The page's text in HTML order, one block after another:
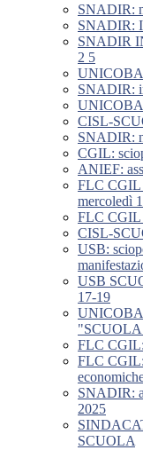
SNADIR:
SNADIR:
SNADIR
2 5
SNADIR:
CISL-
SNADIR:
CGIL:
ANIEF:
FLC CGIL
mercoledì
FLC CGIL
CISL-
USB:
USB
17-19
"SCUOLA
FLC CGIL:
FLC CGIL:
SNADIR:
2025
SCUOLA